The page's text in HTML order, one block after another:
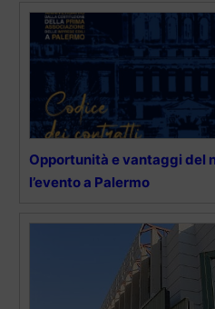
Opportunità e vantaggi del
l’evento a Palermo